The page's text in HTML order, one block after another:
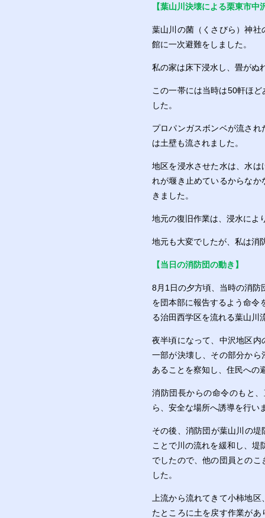
【葉山川決壊による栗東市
葉山川の菌（くさびら）神
館に一次避難をしました。
私の家は床下浸水し、畳がぬ
この一帯には当時は50軒ほ
した。
プロパンガスボンベが流さ
は土壁も流されました。
地区を浸水させた水は、水
れが堰き止めているからな
きました。
地元の復旧作業は、浸水によ
地元も大変でしたが、私は消
【当日の消防団の動き】
8月1日の夕方頃、当時の消防
を団本部に報告するよう命令
る治田西学区を流れる葉山川
夜半頃になって、中沢地区
一部が決壊し、その部分か
あることを察知し、住民への
消防団長からの命令のもと
ら、安全な場所へ誘導を行い
その後、消防団が葉山川の堤
ことで川の流れを緩和し、
でしたので、他の団員との
した。
上流から流れてきて小柿地
たところに土を戻す作業が